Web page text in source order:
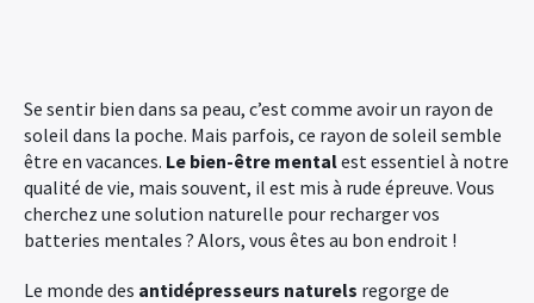
Se sentir bien dans sa peau, c’est comme avoir un rayon de
soleil dans la poche. Mais parfois, ce rayon de soleil semble
être en vacances. Le bien-être mentalest essentiel à notre
qualité de vie, mais souvent, il est mis à rude épreuve. Vous
cherchez une solution naturelle pour recharger vos
batteries mentales ? Alors, vous êtes au bon endroit !
Le monde des antidépresseurs naturels regorge de